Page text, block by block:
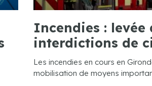
Incendies : levée
interdictions de
Les incendies en cours en
mobilisation de moyens